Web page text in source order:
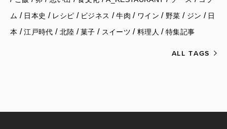
ム / 日本史 / レシピ / ビジネス /牛肉 / ワイン / 野菜 / ジン / 日
本 /江戸時代 / 北陸 /菓子 / スイーツ /料理人 / 特集記事
ALL TAGS